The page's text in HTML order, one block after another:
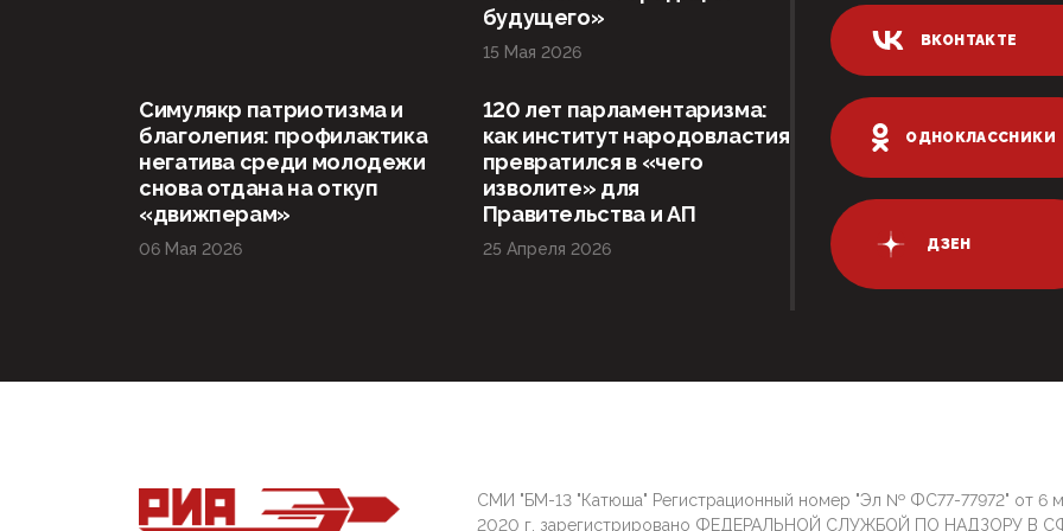
будущего»
15 Мая 2026
Симулякр патриотизма и
благолепия: профилактика
негатива среди молодежи
снова отдана на откуп
«движперам»
06 Мая 2026
120 лет парламентаризма:
как институт народовластия
превратился в «чего
изволите» для
Правительства и АП
25 Апреля 2026
ВКОНТАКТЕ
ОДНОКЛАССНИКИ
ДЗЕН
СМИ "БМ-13 "Катюша" Регистрационный номер "Эл № ФС77-77972" от 6
2020 г. зарегистрировано ФЕДЕРАЛЬНОЙ СЛУЖБОЙ ПО НАДЗОРУ В